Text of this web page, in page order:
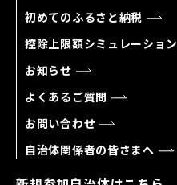
初めてのふるさと納税
控除上限額シミュレーション
お知らせ
よくあるご質問
お問い合わせ
自治体関係者の皆さまへ